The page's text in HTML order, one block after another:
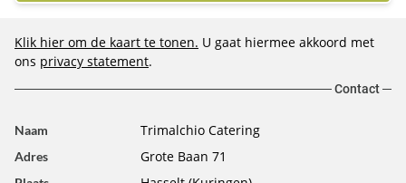
Klik hier om de kaart te tonen. U gaat hiermee akkoord met
ons privacy statement.
Contact
Naam Trimalchio Catering
Adres Grote Baan 71